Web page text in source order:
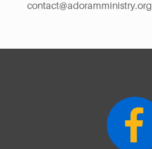
contact@adoramministry.org